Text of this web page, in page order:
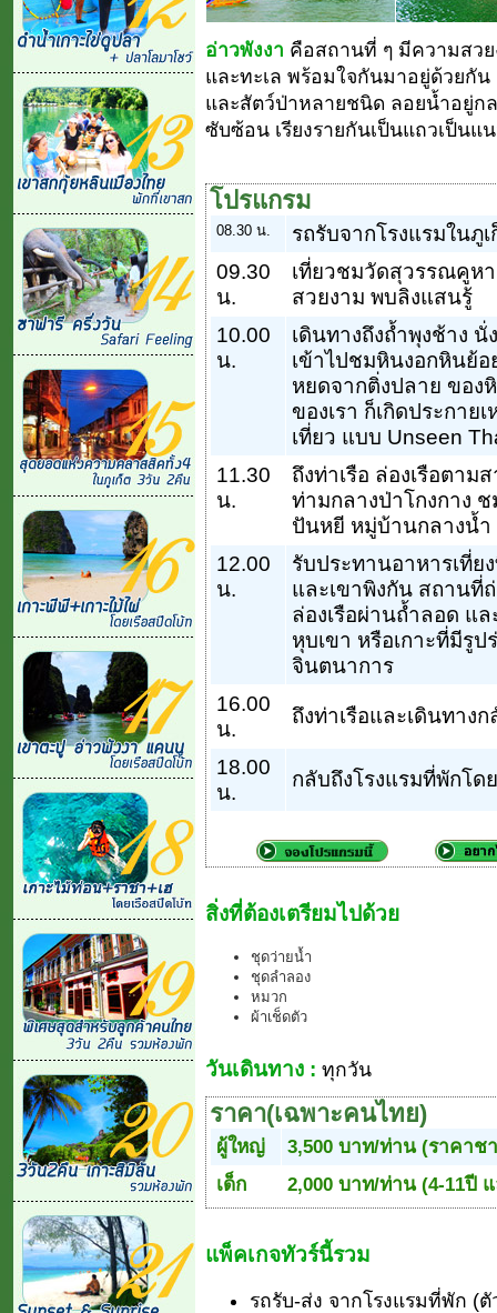
อ่าวพังงา คือสถานที่ ๆ มีความสวย
และทะเล พร้อมใจกันมาอยู่ด้วยกั
และสัตว์ป่าหลายชนิด ลอยน้ำอยู่ก
ซับซ้อน เรียงรายกันเป็นแถวเป็นแ
โปรแกรม
08.30 น.
รถรับจากโรงแรมในภูเ
09.30
น.
เที่ยวชมวัดสุวรรณคูห
สวยงาม พบลิงแสนรู้
10.00
น.
เดินทางถึงถ้ำพุงช้าง
เข้าไปชมหินงอกหินย้
หยดจากติ่งปลาย ของ
ของเรา ก็เกิดประกาย
เที่ยว แบบ Unseen
11.30
น.
ถึงท่าเรือ ล่องเรือตา
ท่ามกลางป่าโกงกาง
ปันหยี หมู่บ้านกลางน้ำ
12.00
น.
รับประทานอาหารเที่ย
และเขาพิงกัน สถานที่
ล่องเรือผ่านถ้ำลอด แ
หุบเขา หรือเกาะที่มีรู
จินตนาการ
16.00
น.
ถึงท่าเรือและเดินทางก
18.00
น.
กลับถึงโรงแรมที่พักโด
สิ่งที่ต้องเตรียมไปด้วย
ชุดว่ายน้ำ
ชุดลำลอง
หมวก
ผ้าเช็ดตัว
วันเดินทาง : ทุกวัน
ราคา(เฉพาะคนไทย)
ผู้ใหญ่
3,500 บาท/ท่าน (ราคาช
เด็ก
2,000 บาท/ท่าน (4-11ปี
แพ็คเกจทัวร์นี้รวม
รถรับ-ส่ง จากโรงแรมที่พัก (